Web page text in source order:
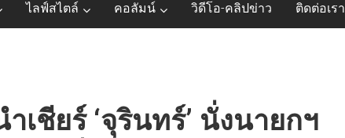
ไลฟ์สไตล์ คอลัมน์ วิดีโอ-คลิปข่าว ติดต่อเรา
ชียร์ ‘จุรินทร์’ นั่งนายกฯ